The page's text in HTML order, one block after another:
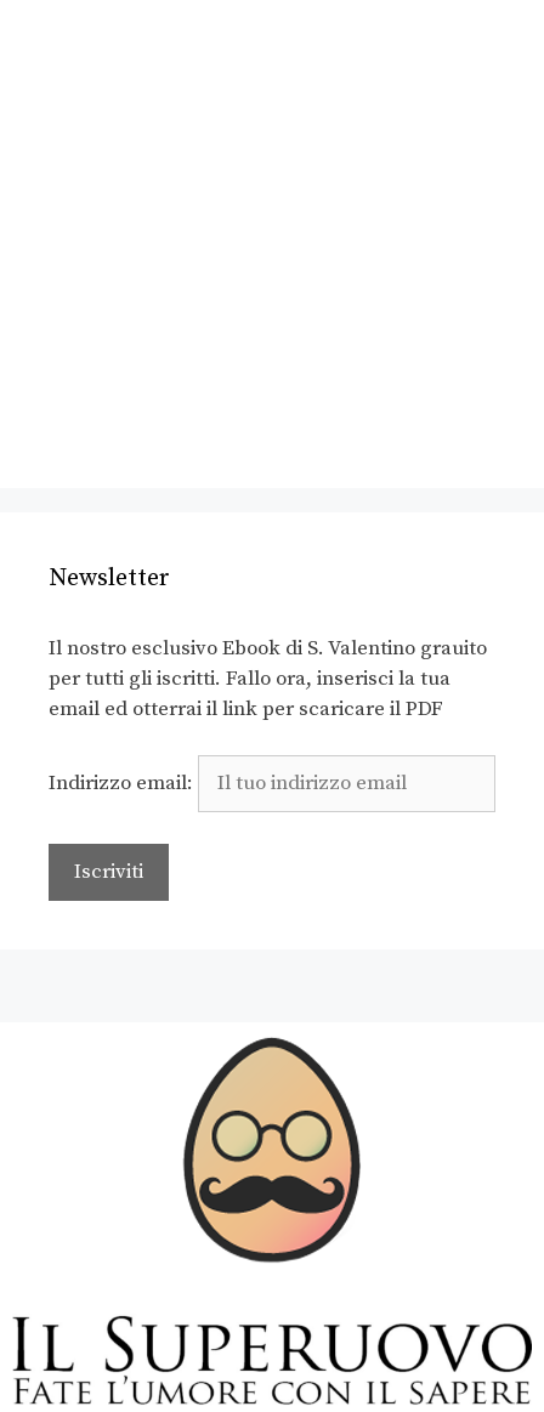
Newsletter
Il nostro esclusivo Ebook di S. Valentino grauito
per tutti gli iscritti. Fallo ora, inserisci la tua
email ed otterrai il link per scaricare il PDF
Indirizzo email: